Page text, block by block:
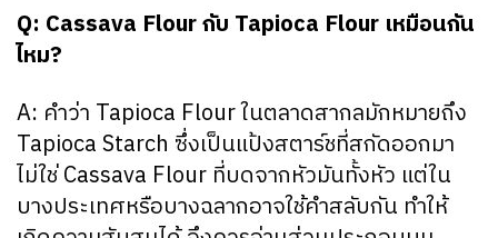
Q: Cassava Flour กับ Tapioca Flour เหมือนกัน
ไหม?
A: คำว่า Tapioca Flour ในตลาดสากลมักหมายถึง
Tapioca Starch ซึ่งเป็นแป้งสตาร์ชที่สกัดออกมา
ไม่ใช่ Cassava Flour ที่บดจากหัวมันทั้งหัว แต่ใน
บางประเทศหรือบางฉลากอาจใช้คำสลับกัน ทำให้